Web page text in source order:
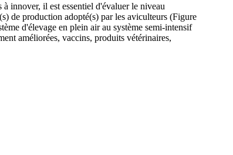
innover, il est essentiel d'évaluer le niveau
de production adopté(s) par les aviculteurs (Figure
d'élevage en plein air au système semi-intensif
améliorées, vaccins, produits vétérinaires,